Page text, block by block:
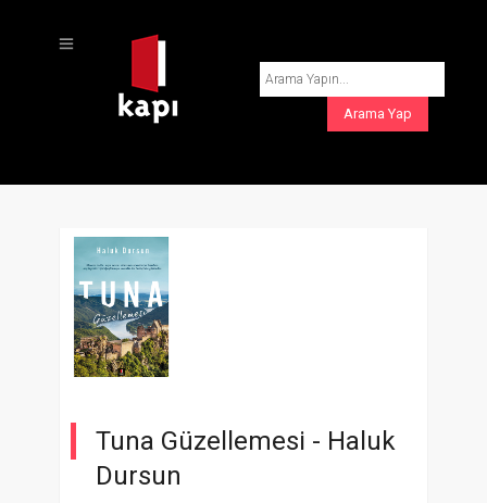
Tuna Güzellemesi - Haluk
Dursun